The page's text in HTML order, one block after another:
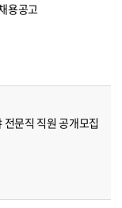
용공고
문직 직원 공개모집